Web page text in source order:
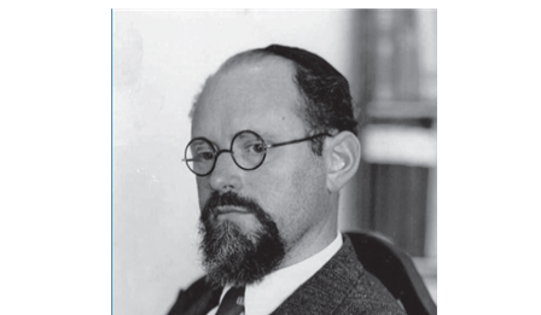
אברהם הלוי פרנקל
יסכה כהן-מנספילד
יאיר ליאל
שאולה פרנקל